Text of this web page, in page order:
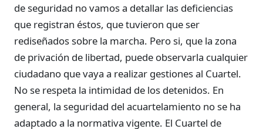
de seguridad no vamos a detallar las deficiencias
que registran éstos, que tuvieron que ser
rediseñados sobre la marcha. Pero si, que la zona
de privación de libertad, puede observarla cualquier
ciudadano que vaya a realizar gestiones al Cuartel.
No se respeta la intimidad de los detenidos. En
general, la seguridad del acuartelamiento no se ha
adaptado a la normativa vigente. El Cuartel de